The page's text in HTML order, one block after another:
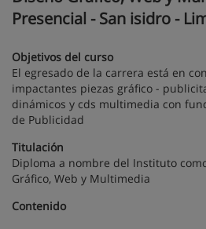
Presencial - San isidro -
Objetivos del curso
El egresado de la carrera está en
impactantes piezas gráfico -
dinámicos y cds multimedia con
de Publicidad
Titulación
Diploma a nombre del Instituto
Gráfico, Web y Multimedia
Contenido